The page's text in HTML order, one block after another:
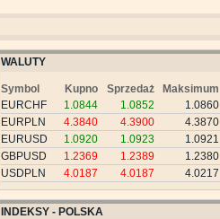
WALUTY
Symbol Kupno Sprzedaż Maksimum
EURCHF
1.0844 1.0852 1.0860
EURPLN
4.3840 4.3900 4.3870
EURUSD
1.0920 1.0923 1.0921
GBPUSD
1.2369 1.2389 1.2380
USDPLN
4.0187 4.0187 4.0217
INDEKSY - POLSKA